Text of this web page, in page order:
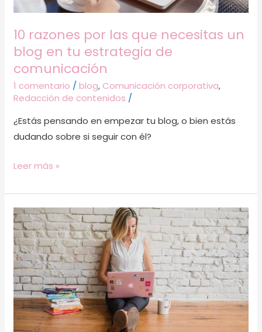
10 razones por las que necesitas un
blog en tu estrategia de
comunicación
1 comentario /blog, Comunicación corporativa,
Redacción de contenidos /
¿Estás pensando en empezar tu blog, o bien estás
dudando sobre si seguir con él?
en
tu
estrategia
Leer más »
Contenido
evergreen
para
tu
marca:
¿cómo
puedo
crearlo?